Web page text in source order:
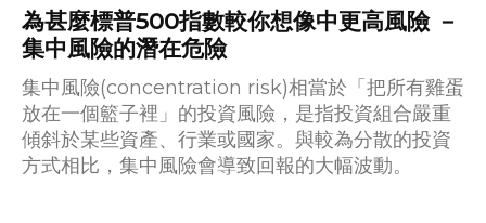
為甚麼標普500指數較你想像中更高風險 －
集中風險的潛在危險
集中風險(concentration risk)相當於「把所有雞蛋
放在一個籃子裡」的投資風險，是指投資組合嚴重
傾斜於某些資產、行業或國家。與較為分散的投資
方式相比，集中風險會導致回報的大幅波動。